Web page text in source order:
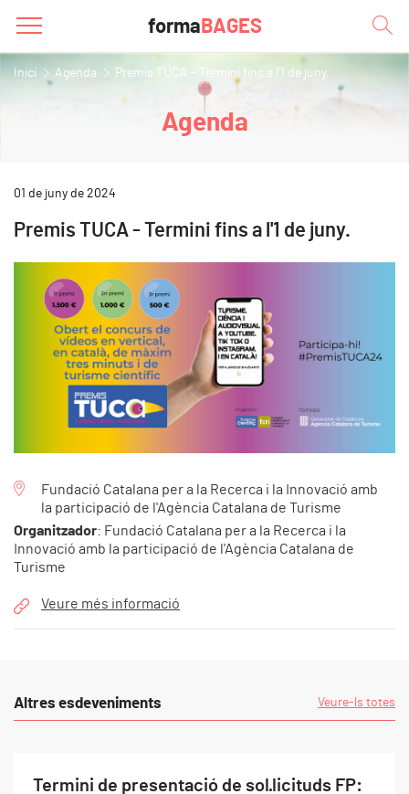
forma BAGES
Inici Agenda Premis TUCA - Termini fins a l'1 de juny.
Agenda
01 de juny de 2024
Premis TUCA - Termini fins a l'1 de juny.
Fundació Catalana per a la Recerca i la Innovació amb
la participació de l'Agència Catalana de Turisme
Organitzador: Fundació Catalana per a la Recerca i la
Innovació amb la participació de l'Agència Catalana de
Turisme
Veure més informació
Altres esdeveniments Veure-ls totes
Termini de presentació de sol·licituds FP: